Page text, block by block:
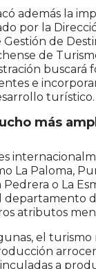
además la
por la
de
de
buscará
e
turístico.
más
La Paloma,
Pedrera o La
departamento
atributos
el
a